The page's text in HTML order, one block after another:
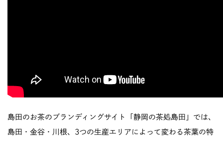
島田のお茶のブランディングサイト「静岡の茶処島田」では、
島田・金谷・川根、3つの生産エリアによって変わる茶葉の特